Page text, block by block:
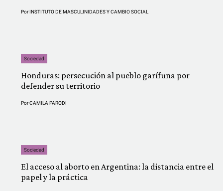
PorINSTITUTO DE MASCULINIDADES Y CAMBIO SOCIAL
Sociedad
Honduras: persecución al pueblo garífuna por
defender su territorio
PorCAMILA PARODI
Sociedad
El acceso al aborto en Argentina: la distancia entre el
papel y la práctica